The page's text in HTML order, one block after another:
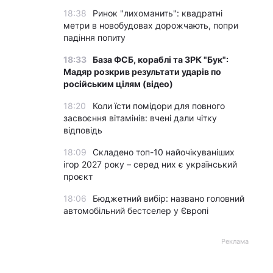
18:38
Ринок "лихоманить": квадратні
метри в новобудовах дорожчають, попри
падіння попиту
18:33 База ФСБ, кораблі та ЗРК "Бук":
Мадяр розкрив результати ударів по
російським цілям (відео)
18:20
Коли їсти помідори для повного
засвоєння вітамінів: вчені дали чітку
відповідь
18:09
Складено топ-10 найочікуваніших
ігор 2027 року – серед них є український
проєкт
18:06
Бюджетний вибір: названо головний
автомобільний бестселер у Європі
Реклама